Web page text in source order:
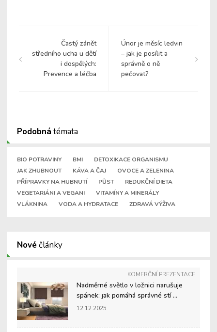
Častý zánět
středního ucha u dětí
i dospělých:
Prevence a léčba
Únor je měsíc ledvin
– jak je posílit a
správně o ně
pečovat?
Podobná témata
BIO POTRAVINY BMI
DETOXIKACE ORGANISMU
JAK ZHUBNOUT
KÁVA A ČAJ
OVOCE A ZELENINA
PŘÍPRAVKY NA HUBNUTÍ
PŮST
REDUKČNÍ DIETA
VEGETARIÁNI A VEGANI
VITAMÍNY A MINERÁLY
VLÁKNINA
VODA A HYDRATACE ZDRAVÁ VÝŽIVA
Nové články
KOMERČNÍ PREZENTACE
Nadměrné světlo v ložnici narušuje
spánek: jak pomáhá správné stí ...
12.12.2025